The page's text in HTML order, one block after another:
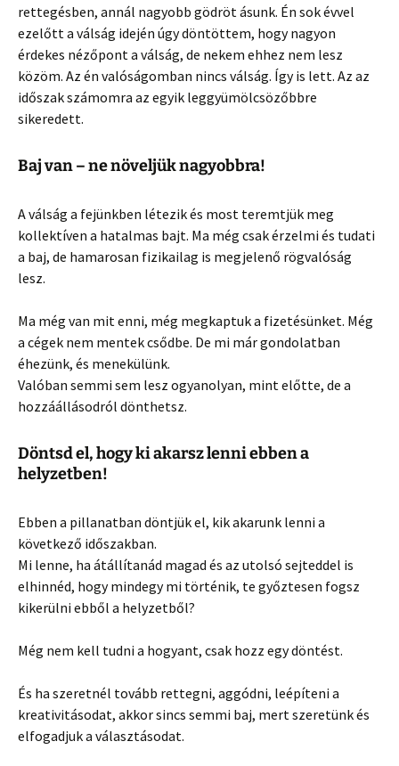
rettegésben, annál nagyobb gödröt ásunk. Én sok évvel
ezelőtt a válság idején úgy döntöttem, hogy nagyon
érdekes nézőpont a válság, de nekem ehhez nem lesz
közöm. Az én valóságomban nincs válság. Így is lett. Az az
időszak számomra az egyik leggyümölcsözőbbre
sikeredett.
Baj van – ne növeljük nagyobbra!
A válság a fejünkben létezik és most teremtjük meg
kollektíven a hatalmas bajt. Ma még csak érzelmi és tudati
a baj, de hamarosan fizikailag is megjelenő rögvalóság
lesz.
Ma még van mit enni, még megkaptuk a fizetésünket. Még
a cégek nem mentek csődbe. De mi már gondolatban
éhezünk, és menekülünk.
Valóban semmi sem lesz ogyanolyan, mint előtte, de a
hozzáállásodról dönthetsz.
Döntsd el, hogy ki akarsz lenni ebben a
helyzetben!
Ebben a pillanatban döntjük el, kik akarunk lenni a
következő időszakban.
Mi lenne, ha átállítanád magad és az utolsó sejteddel is
elhinnéd, hogy mindegy mi történik, te győztesen fogsz
kikerülni ebből a helyzetből?
Még nem kell tudni a hogyant, csak hozz egy döntést.
És ha szeretnél tovább rettegni, aggódni, leépíteni a
kreativitásodat, akkor sincs semmi baj, mert szeretünk és
elfogadjuk a választásodat.